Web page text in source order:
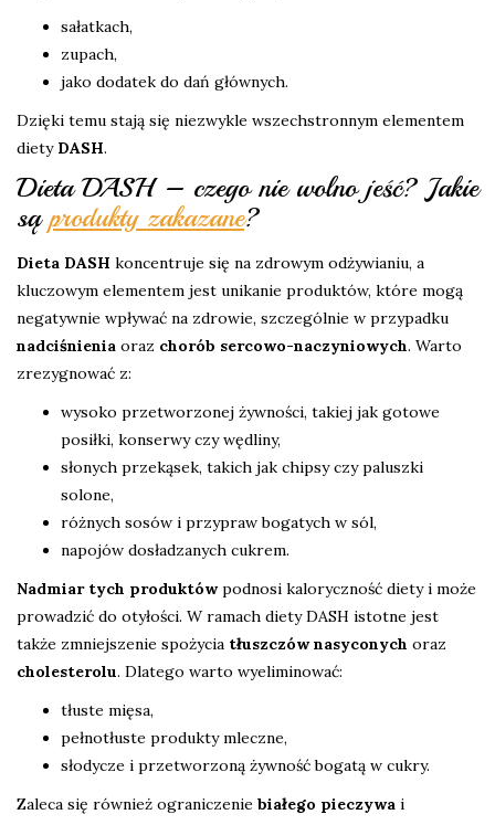
sałatkach,
zupach,
jako dodatek do dań głównych.
Dzięki temu stają się niezwykle wszechstronnym elementem
diety DASH.
Dieta DASH – czego nie wolno jeść? Jakie
sąprodukty zakazane?
Dieta DASH koncentruje się na zdrowym odżywianiu, a
kluczowym elementem jest unikanie produktów, które mogą
negatywnie wpływać na zdrowie, szczególnie w przypadku
nadciśnienia oraz chorób sercowo-naczyniowych. Warto
zrezygnować z:
wysoko przetworzonej żywności, takiej jak gotowe
posiłki, konserwy czy wędliny,
słonych przekąsek, takich jak chipsy czy paluszki
solone,
różnych sosów i przypraw bogatych w sól,
napojów dosładzanych cukrem.
Nadmiar tych produktówpodnosi kaloryczność diety i może
prowadzić do otyłości. W ramach diety DASH istotne jest
także zmniejszenie spożycia tłuszczów nasyconych oraz
cholesterolu. Dlatego warto wyeliminować:
tłuste mięsa,
pełnotłuste produkty mleczne,
słodycze i przetworzoną żywność bogatą w cukry.
Zaleca się również ograniczenie białego pieczywa i